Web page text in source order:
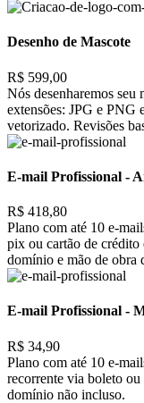
Desenho de Mascote
R$ 599,00
Nós desenharemos seu
extensões: JPG e PNG
vetorizado. Revisões
E-mail Profissional -
R$ 418,80
Plano com até 10 e-
pix ou cartão de crédito
domínio e mão de obra
E-mail Profissional -
R$ 34,90
Plano com até 10 e-
recorrente via boleto
domínio não incluso.